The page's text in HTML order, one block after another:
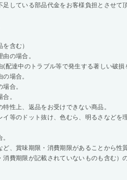
している部品代金をお客様負担とさせて
含む）
の場合。
(配達中のトラブル等で発生する著しい破損
場合。
合。
。
性上、返品をお受けできない商品。
イ等のドット抜け、色むら、明るさなどを
ど、賞味期限・消費期限があることから性
費期限が記載されていないものも含む）